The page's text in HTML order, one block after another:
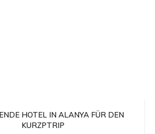
HOTEL IN ALANYA FÜR DEN
KURZPTRIP